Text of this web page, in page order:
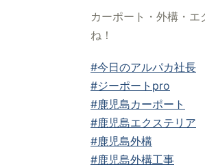
カーポート・外構・
ね！
#今日のアルパカ社長
#ジーポートpro
#鹿児島カーポート
#鹿児島エクステリア
#鹿児島外構
#鹿児島外構工事